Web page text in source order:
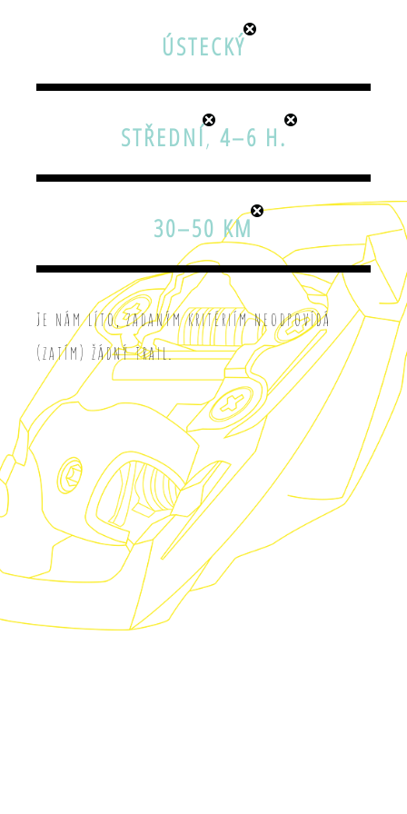
ÚSTECKÝ
STŘEDNÍ, 4–6 H.
30–50 KM
Je nám líto, zadaným kritériím neodpovídá
(zatím) žádný trail.